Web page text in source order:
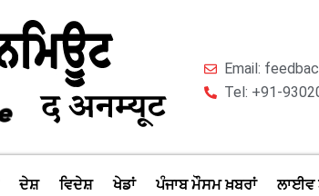
Email:
Tel: +91-
ਦੇਸ਼ ਵਿਦੇਸ਼ ਖੇਡਾਂ ਪੰਜਾਬ ਮੌਸਮ ਖ਼ਬਰਾਂ ਲਾਈਵ